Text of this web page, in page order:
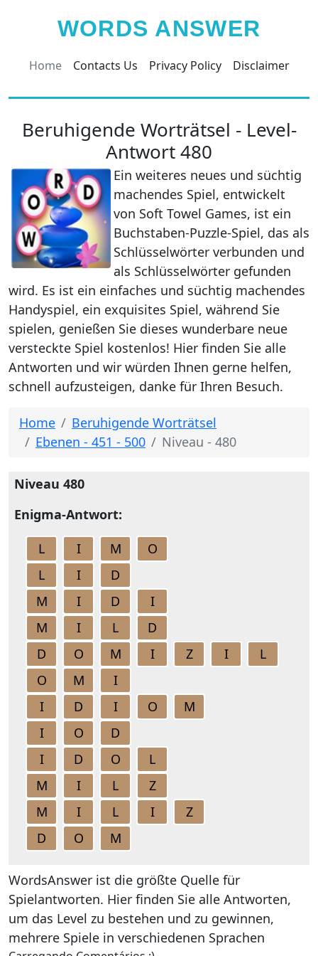
WORDS ANSWER
Home Contacts Us Privacy Policy Disclaimer
Beruhigende Worträtsel - Level-
Antwort 480
Ein weiteres neues und süchtig
machendes Spiel, entwickelt
von Soft Towel Games, ist ein
Buchstaben-Puzzle-Spiel, das als
Schlüsselwörter verbunden und
als Schlüsselwörter gefunden
wird. Es ist ein einfaches und süchtig machendes
Handyspiel, ein exquisites Spiel, während Sie
spielen, genießen Sie dieses wunderbare neue
versteckte Spiel kostenlos! Hier finden Sie alle
Antworten und wir würden Ihnen gerne helfen,
schnell aufzusteigen, danke für Ihren Besuch.
Home
Beruhigende Worträtsel
Ebenen - 451 - 500
Niveau - 480
Niveau 480
Enigma-Antwort:
L
I M
O
L
I
D
M
I D
I
M
I L
D
D
O M I Z I
L
O
M
I
I
D I O
M
I
O
D
I
D O
L
M
I L
Z
M
I L I
Z
D
O M
WordsAnswer ist die größte Quelle für
Spielantworten. Hier finden Sie alle Antworten,
um das Level zu bestehen und zu gewinnen,
mehrere Spiele in verschiedenen Sprachen